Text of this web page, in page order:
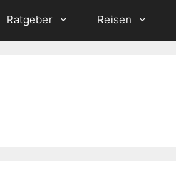
Ratgeber Reisen